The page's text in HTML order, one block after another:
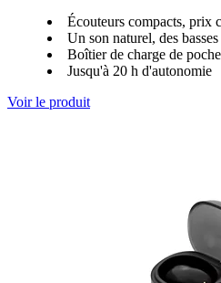
Écouteurs compacts, prix
Un son naturel, des
Boîtier de charge de poche
Jusqu'à 20 h d'autonomie
Voir le produit